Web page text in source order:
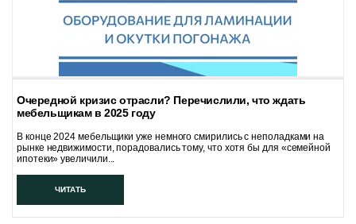
Очередной кризис отрасли? Перечислили, что ждать
мебельщикам в 2025 году
В конце 2024 мебельщики уже немного смирились с неполадками на
рынке недвижимости, порадовались тому, что хотя бы для «семейной
ипотеки» увеличили...
ЧИТАТЬ